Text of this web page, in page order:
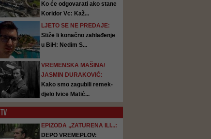
Ko će odgovarati ako stane
Koridor Vc: Kaž...
LJETO SE NE PREDAJE:
Stiže li konačno zahlađenje
u BiH: Nedim S...
VREMENSKA MAŠINA/
JASMIN DURAKOVIĆ:
Kako smo zagubili remek-
djelo Ivice Matić...
TV
EPIZODA „ZATURENA ILI...:
DEPO VREMEPLOV: